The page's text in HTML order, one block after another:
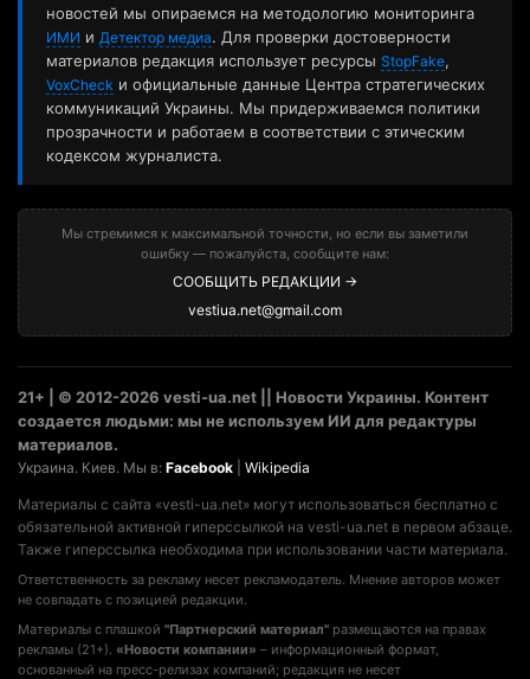
новостей мы опираемся на методологию мониторинга
ИМИ и Детектор медиа. Для проверки достоверности
материалов редакция использует ресурсы StopFake,
VoxCheck и официальные данные Центра стратегических
коммуникаций Украины. Мы придерживаемся политики
прозрачности и работаем в соответствии с этическим
кодексом журналиста.
Мы стремимся к максимальной точности, но если вы заметили
ошибку — пожалуйста, сообщите нам:
СООБЩИТЬ РЕДАКЦИИ →
vestiua.net@gmail.com
21+ | © 2012-2026 vesti-ua.net || Новости Украины. Контент
создается людьми: мы не используем ИИ для редактуры
материалов.
Украина. Киев. Мы в: Facebook Wikipedia
Материалы с сайта «vesti-ua.net» могут использоваться бесплатно с
обязательной активной гиперссылкой на vesti-ua.net в первом абзаце.
Также гиперссылка необходима при использовании части материала.
Ответственность за рекламу несет рекламодатель. Мнение авторов может
не совпадать с позицией редакции.
Материалы с плашкой "Партнерский материал" размещаются на правах
рекламы (21+). «Новости компании» – информационный формат,
основанный на пресс-релизах компаний; редакция не несет